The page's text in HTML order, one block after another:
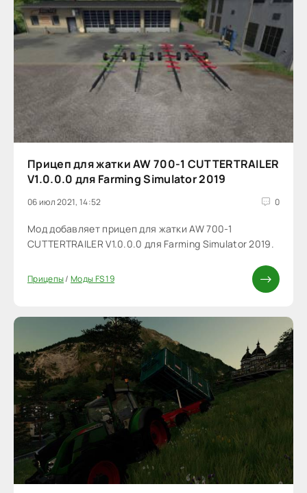
Прицеп для жатки AW 700-1 CUTTERTRAILER
V1.0.0.0 для Farming Simulator 2019
06 июл 2021, 14:52 0
Мод добавляет прицеп для жатки AW 700-1
CUTTERTRAILER V1.0.0.0 для Farming Simulator 2019.
Прицепы/Моды FS 19